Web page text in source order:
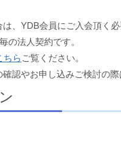
、YDB会員にご入会頂く必
の法人契約です。
ちら ご覧ください。
認やお申し込みご検討の際